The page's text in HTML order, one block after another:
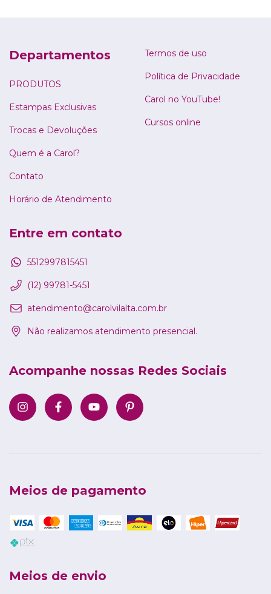
Departamentos
PRODUTOS
Estampas Exclusivas
Trocas e Devoluções
Quem é a Carol?
Contato
Horário de Atendimento
Termos de uso
Política de Privacidade
Carol no YouTube!
Cursos online
Entre em contato
5512997815451
(12) 99781-5451
atendimento@carolvilalta.com.br
Não realizamos atendimento presencial.
Acompanhe nossas Redes Sociais
Meios de pagamento
Meios de envio